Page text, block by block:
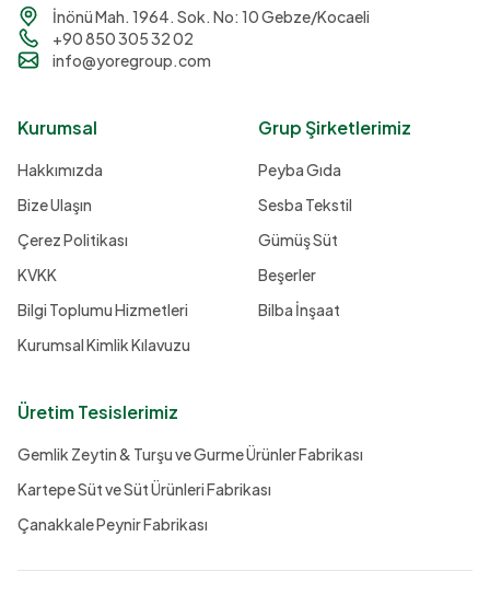
İnönü Mah. 1964. Sok. No: 10 Gebze/Kocaeli
+90 850 305 32 02
info@yoregroup.com
Kurumsal
Hakkımızda
Bize Ulaşın
Çerez Politikası
KVKK
Bilgi Toplumu Hizmetleri
Kurumsal Kimlik Kılavuzu
Üretim Tesislerimiz
Gemlik Zeytin & Turşu ve Gurme Ürünler Fabrikası
Kartepe Süt ve Süt Ürünleri Fabrikası
Çanakkale Peynir Fabrikası
Grup Şirketlerimiz
Peyba Gıda
Sesba Tekstil
Gümüş Süt
Beşerler
Bilba İnşaat